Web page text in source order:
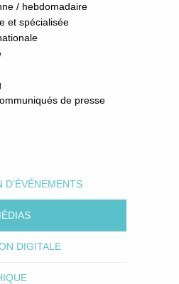
/ hebdomadaire
et spécialisée
de presse
D’ÉVÉNEMENTS
DIGITALE